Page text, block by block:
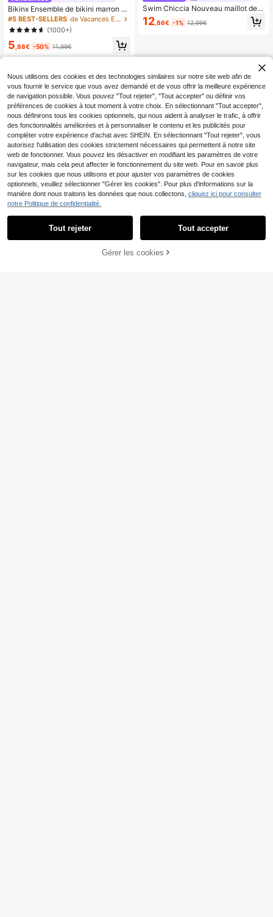
Bikinx Ensemble de bikini marron po
ur femmes avec dos nu et liens, fait
de tissu à haute élasticité, pour les
vacances, la plage et l'été
#5 BEST-SELLERS
de Vacances Ensembles de bikini pour femmes
(1000+)
5 ,88€ -50% 11,99€
Swim Chiccia Nouveau maillot de b
ain une pièce pour femmes, en tissu
tricoté, couleur unie élégante, épaul
une pièce bleu marine avec une se
ule épaule, maillot de bain une pièc
e avec froncé
12 ,86€ -1% 12,99€
AJOUTER AU PANIER
Nous utilisons des cookies et des technologies similaires sur notre site web afin de
vous fournir le service que vous avez demandé et de vous offrir la meilleure expérience
de navigation possible. Vous pouvez "Tout rejeter", "Tout accepter" ou définir vos
préférences de cookies à tout moment à votre choix. En sélectionnant "Tout accepter",
nous définirons tous les cookies optionnels, qui nous aident à analyser le trafic, à offrir
des fonctionnalités améliorées et à personnaliser le contenu et les publicités pour
compléter votre expérience d'achat avec SHEIN. En sélectionnant "Tout rejeter", vous
autorisez l'utilisation des cookies strictement nécessaires qui permettent à notre site
web de fonctionner. Vous pouvez les désactiver en modifiant les paramètres de votre
navigateur, mais cela peut affecter le fonctionnement du site web. Pour en savoir plus
sur les cookies que nous utilisons et pour ajuster vos paramètres de cookies
optionnels, veuillez sélectionner "Gérer les cookies". Pour plus d'informations sur la
manière dont nous traitons les données que nous collectons, cliquez ici pour consulter
notre Politique de confidentialité.
Tout rejeter Tout accepter
Gérer les cookies